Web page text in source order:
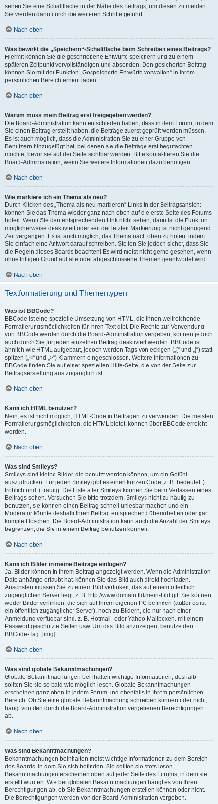
sehen Sie eine Schaltfläche in der Nähe des Beitrags, um diesen zu melden.
Sie werden dann durch die weiteren Schritte geführt.
Nach oben
Was bewirkt die „Speichern“-Schaltfläche beim Schreiben eines Beitrags?
Hiermit können Sie die geschriebene Entwürfe speichern und zu einem
späteren Zeitpunkt vervollständigen und absenden. Den gesicherten Beitrag
können Sie mit der Funktion „Gespeicherte Entwürfe verwalten“ in Ihrem
persönlichen Bereich erneut laden.
Nach oben
Warum muss mein Beitrag erst freigegeben werden?
Die Board-Administration kann entschieden haben, dass in dem Forum, in dem
Sie einen Beitrag erstellt haben, die Beiträge zuerst geprüft werden müssen.
Es ist auch möglich, dass die Administration Sie zu einer Gruppe von
Benutzern hinzugefügt hat, bei denen sie die Beiträge erst begutachten
möchte, bevor sie auf der Seite sichtbar werden. Bitte kontaktieren Sie die
Board-Administration, wenn Sie weitere Informationen dazu benötigen.
Nach oben
Wie markiere ich ein Thema als neu?
Durch Klicken des „Thema als neu markieren“-Links in der Beitragsansicht
können Sie das Thema wieder ganz nach oben auf die erste Seite des Forums
holen. Wenn Sie den entsprechenden Link nicht sehen, dann ist die Funktion
möglicherweise deaktiviert oder seit der letzten Markierung ist nicht genügend
Zeit vergangen. Es ist auch möglich, das Thema nach oben zu holen, indem
Sie einfach eine Antwort darauf schreiben. Stellen Sie jedoch sicher, dass Sie
die Regeln dieses Boards beachten! Es wird meist nicht gerne gesehen, wenn
ohne triftigen Grund auf alte oder abgeschlossene Themen geantwortet wird.
Nach oben
Textformatierung und Thementypen
Was ist BBCode?
BBCode ist eine spezielle Umsetzung von HTML, die Ihnen weitreichende
Formatierungsmöglichkeiten für Ihren Text gibt. Die Rechte zur Verwendung
von BBCode werden durch die Board-Administration vergeben, können jedoch
auch durch Sie für jeden einzelnen Beitrag deaktiviert werden. BBCode ist
ähnlich wie HTML aufgebaut, jedoch werden Tags von eckigen („[“ und „]“) statt
spitzen („<“ und „>“) Klammern eingeschlossen. Weitere Informationen zu
BBCode finden Sie auf einer speziellen Hilfe-Seite, die von der Seite zur
Beitragserstellung aus zugänglich ist.
Nach oben
Kann ich HTML benutzen?
Nein, es ist nicht möglich, HTML-Code in Beiträgen zu verwenden. Die meisten
Formatierungsmöglichkeiten, die HTML bietet, können über BBCode erreicht
werden.
Nach oben
Was sind Smileys?
Smileys sind kleine Bilder, die benutzt werden können, um ein Gefühl
auszudrücken. Für jeden Smiley gibt es einen kurzen Code, z. B. bedeutet :)
fröhlich und :( traurig. Die Liste aller Smileys können Sie beim Verfassen eines
Beitrags sehen. Versuchen Sie bitte trotzdem, Smileys nicht zu häufig zu
benutzen, sie können einen Beitrag schnell unlesbar machen und ein
Moderator könnte deshalb Ihren Beitrag entsprechend überarbeiten oder gar
komplett löschen. Die Board-Administration kann auch die Anzahl der Smileys
begrenzen, die Sie in einem Beitrag benutzen können.
Nach oben
Kann ich Bilder in meine Beiträge einfügen?
Ja, Bilder können in Ihrem Beitrag angezeigt werden. Wenn die Administration
Dateianhänge erlaubt hat, können Sie das Bild auch direkt hochladen.
Ansonsten müssen Sie zu einem Bild verlinken, das auf einem öffentlich
zugänglichen Server liegt, z. B. http://www.domain.tld/mein-bild.gif. Sie können
weder Bilder verlinken, die sich auf Ihrem eigenen PC befinden (außer es ist
ein öffentlich zugänglicher Server), noch zu Bildern, die nur nach einer
Anmeldung verfügbar sind, z. B. Hotmail- oder Yahoo-Mailboxen, mit einem
Passwort geschützte Seiten usw. Um das Bild anzuzeigen, benutze den
BBCode-Tag „[img]“.
Nach oben
Was sind globale Bekanntmachungen?
Globale Bekanntmachungen beinhalten wichtige Informationen, deshalb
sollten Sie sie so bald wie möglich lesen. Globale Bekanntmachungen
erscheinen ganz oben in jedem Forum und ebenfalls in Ihrem persönlichen
Bereich. Ob Sie eine globale Bekanntmachung schreiben können oder nicht,
hängt von den durch die Board-Administration vergebenen Berechtigungen
ab.
Nach oben
Was sind Bekanntmachungen?
Bekanntmachungen beinhalten meist wichtige Informationen zu dem Bereich
des Boards, in dem Sie sich befinden. Sie sollten sie stets lesen.
Bekanntmachungen erscheinen oben auf jeder Seite des Forums, in dem sie
erstellt wurden. Wie bei globalen Bekanntmachungen hängt es von Ihren
Berechtigungen ab, ob Sie Bekanntmachungen erstellen können oder nicht.
Die Berechtigungen werden von der Board-Administration vergeben.